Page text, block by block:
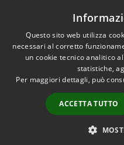
Questo sito web utilizza
necessari al corretto
un cookie tecnico analitico
statistiche,
Per maggiori dettagli, può
ACCETTA TUTTO